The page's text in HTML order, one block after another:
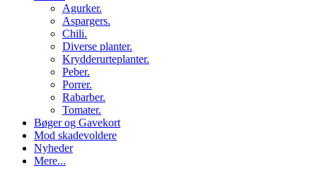
Agurker.
Aspargers.
Chili.
Diverse planter.
Krydderurteplanter.
Peber.
Porrer.
Rabarber.
Tomater.
Bøger og Gavekort
Mod skadevoldere
Nyheder
Mere...